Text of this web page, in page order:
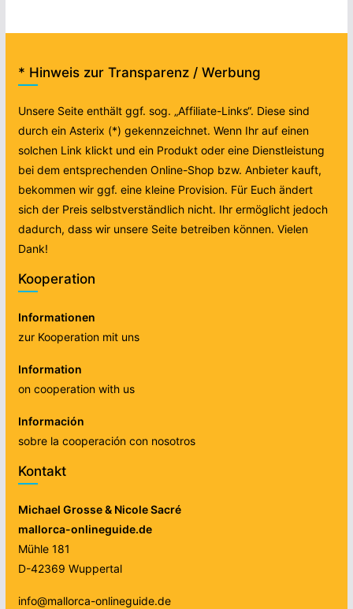
* Hinweis zur Transparenz / Werbung
Unsere Seite enthält ggf. sog. „Affiliate-Links“. Diese sind
durch ein Asterix (*) gekennzeichnet. Wenn Ihr auf einen
solchen Link klickt und ein Produkt oder eine Dienstleistung
bei dem entsprechenden Online-Shop bzw. Anbieter kauft,
bekommen wir ggf. eine kleine Provision. Für Euch ändert
sich der Preis selbstverständlich nicht. Ihr ermöglicht jedoch
dadurch, dass wir unsere Seite betreiben können. Vielen
Dank!
Kooperation
Informationen
zur Kooperation mit uns
Information
on cooperation with us
Información
sobre la cooperación con nosotros
Kontakt
Michael Grosse & Nicole Sacré
mallorca-onlineguide.de
Mühle 181
D-42369 Wuppertal
info@mallorca-onlineguide.de